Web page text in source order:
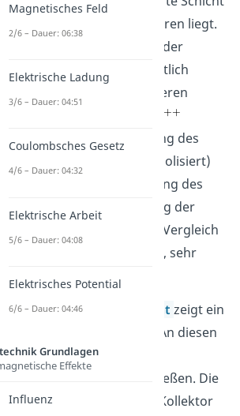
zwischen den beiden anderen liegt.
Die n-dotierte Schicht, die der
Emitter sein soll, ist wesentlich
stärker dotiert als die anderen
symbolisiert). Die Dotierung des
symbolisiert)
liegt zwischen der Dotierung des
Emitters und der Dotierung der
Basis. Die p-Schicht ist, im Vergleich
zu den beiden n-Schichten, sehr
dünn.
Aus jederHalbleiterschicht zeigt ein
Anschluss nach draußen. An diesen
Anschlüssen kannst du
Spannungsquellen anschließen. Die
Spannung zwischen dem Kollektor
Magnetisches Feld
2/6 – Dauer: 06:38
Elektrische Ladung
3/6 – Dauer: 04:51
Coulombsches Gesetz
4/6 – Dauer: 04:32
Elektrische Arbeit
5/6 – Dauer: 04:08
Elektrisches Potential
6/6 – Dauer: 04:46
Grundlagen
Effekte
Influenz